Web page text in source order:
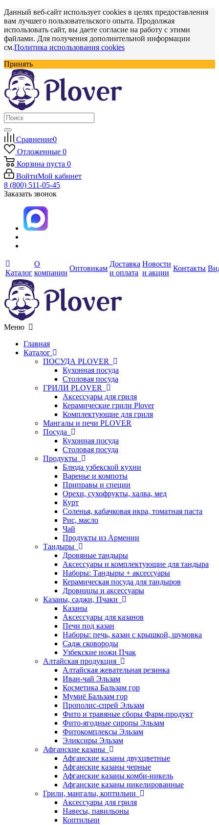
Данный веб-сайт использует cookies в целях предоставления
вам лучшего пользовательского опыта. Продолжая
использовать сайт, вы даете согласие на работу с этими
файлами. Для получения дополнительной информации
см.Политика использования cookies
Принять
Сравнение0
Отложенные 0
Корзина пуста 0
ВойтиМой кабинет
8 (800) 511-05-45
Заказать звонок
Каталог
О
компании
Оптовикам
Доставка
и оплата
Новости
и акции
Контакты
Меню
Главная
Каталог
ПОСУДА PLOVER
Кухонная посуда
Столовая посуда
ГРИЛИ PLOVER
Аксессуары для гриля
Керамические грили Plover
Комплектующие для гриля
Мангалы и печи PLOVER
Посуда
Кухонная посуда
Столовая посуда
Продукты
Блюда узбекской кухни
Варенье и компоты
Приправы и специи
Орехи, сухофрукты, халва, мед
Курт
Соленья, кабачковая икра, томатная паста
Рис, масло
Чай
Продукты из Армении
Тандыры
Дровяные тандыры
Аксессуары и комплектующие для тандыра
Наборы: Тандыры + аксессуары
Керамическая посуда для тандыров
Дровницы и аксессуары
Казаны, саджи, Пчаки
Казаны
Аксессуары для казанов
Печи под казан
Наборы: печь, казан с крышкой, шумовка
Садж сковороды
Узбекские ножи Пчак
Алтайская продукция
Алтайская жевательная резинка
Иван-чай Эльзам
Косметика Бальзам гор
Мумиё Бальзам гор
Прополис-спрей Эльзам
Фито и травяные сборы Фарм-продукт
Фито-ягодные сиропы Эльзам
Фитокомплексы Эльзам
Эликсиры Эльзам
Афганские казаны
Афганские казаны двухцветные
Афганские казаны черные
Афганские казаны комби-никель
Афганские казаны никелированные
Грили, мангалы, коптильни
Аксессуары для гриля
Навесы, павильоны
Коптильни